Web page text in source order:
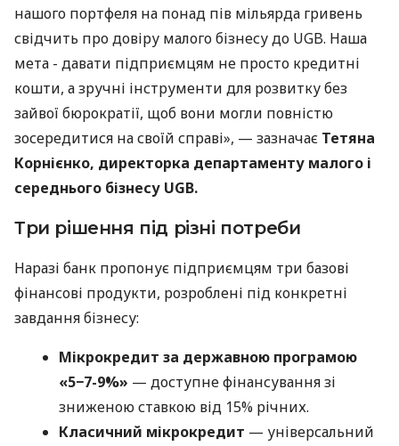
нашого портфеля на понад пів мільярда гривень
свідчить про довіру малого бізнесу до UGB. Наша
мета - давати підприємцям не просто кредитні
кошти, а зручні інструменти для розвитку без
зайвої бюрократії, щоб вони могли повністю
зосередитися на своїй справі», — зазначає Тетяна
Корнієнко, директорка департаменту малого і
середнього бізнесу UGB.
Три рішення під різні потреби
Наразі банк пропонує підприємцям три базові
фінансові продукти, розроблені під конкретні
завдання бізнесу:
Мікрокредит за державною програмою
«5−7-9%» — доступне фінансування зі
зниженою ставкою від 15% річних.
Класичний мікрокредит — універсальний